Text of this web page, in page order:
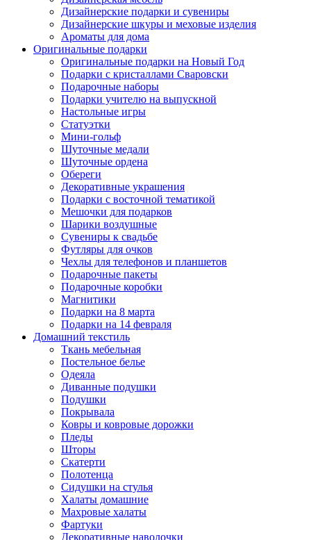
Дизайнерские подарки и сувениры
Дизайнерские шкуры и меховые изделия
Ароматы для дома
Оригинальные подарки
Оригинальные подарки на Новый Год
Подарки с кристаллами Сваровски
Подарочные наборы
Подарки учителю на выпускной
Настольные игры
Статуэтки
Мини-гольф
Шуточные медали
Шуточные ордена
Обереги
Декоративные украшения
Подарки с восточной тематикой
Мешочки для подарков
Шарики воздушные
Сувениры к свадьбе
Футляры для очков
Чехлы для телефонов и планшетов
Подарочные пакеты
Подарочные коробки
Магнитики
Подарки на 8 марта
Подарки на 14 февраля
Домашний текстиль
Ткань мебельная
Постельное белье
Одеяла
Диванные подушки
Подушки
Покрывала
Ковры и ковровые дорожки
Пледы
Шторы
Скатерти
Полотенца
Сидушки на стулья
Халаты домашние
Махровые халаты
Фартуки
Декоративные наволочки